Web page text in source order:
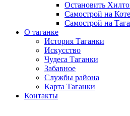
Остановить
Самострой на
Самострой на
О таганке
История Таганки
Искусство
Чудеса Таганки
Забавное
Службы района
Карта Таганки
Контакты